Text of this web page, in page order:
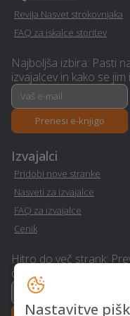
Pasji hotel - Grad
Letna kuhinja - Grad
Polaganje tapet - Grad
Polaganje laminata -
Slikopleskarstvo -
Asfaltiranje - Grad
Revija Nasvet strokovnjaka
FAQ za iskalce storitev
Najboljša izbira: Pasti
izvajalcev in kako se jim
Prenesi e-knjigo
Izvajalci
Pridobi nove stranke
Nasveti za izvajalce
FAQ za izvajalce
Cenik
Hitro do več strank:
dvig realizacije
Nastavitve